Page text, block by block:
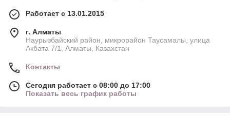
Работает с 13.01.2015
г. Алматы
Наурызбайский район, микрорайон Таусамалы, улица
Акбата 7/1, Алматы, Казахстан
Контакты
Сегодня работает с 08:00 до 17:00
Показать весь график работы